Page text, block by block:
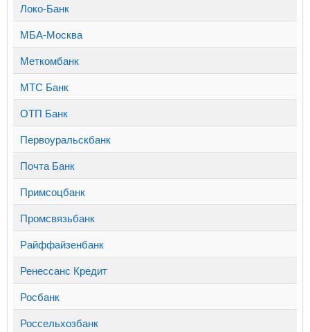
Локо-Банк
МБА-Москва
Меткомбанк
МТС Банк
ОТП Банк
Первоуральскбанк
Почта Банк
Примсоцбанк
Промсвязьбанк
Райффайзенбанк
Ренессанс Кредит
Росбанк
Россельхозбанк